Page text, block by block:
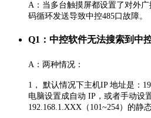
A：当多台触摸屏都设置了对外
码循环发送导致中控485口故障。
Q1：中控软件无法搜索到中
A：两种情况：
1， 默认情况下主机IP 地址是：
电脑设置成自动 IP，或者手动设
192.168.1.XXX（101~254）的静